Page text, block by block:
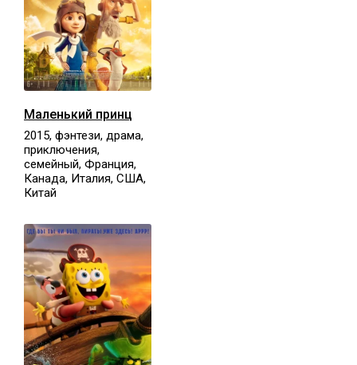
Маленький принц
2015, фэнтези, драма,
приключения,
семейный, Франция,
Канада, Италия, США,
Китай